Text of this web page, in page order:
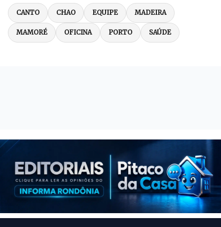
CANTO CHAO EQUIPE MADEIRA
MAMORÉ OFICINA PORTO SAÚDE